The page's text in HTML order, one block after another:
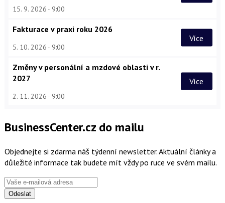
15. 9. 2026 9:00
Fakturace v praxi roku 2026
5. 10. 2026 9:00
Více
Změny v personální a mzdové oblasti v r.
2027
2. 11. 2026 9:00
Více
BusinessCenter.cz do mailu
Objednejte si zdarma náš týdenní newsletter. Aktuální články a
důležité informace tak budete mít vždy po ruce ve svém mailu.
Odeslat